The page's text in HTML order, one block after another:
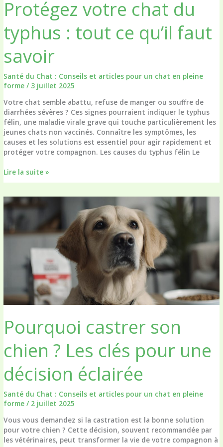
Protégez votre chat du
typhus : tout ce qu’il faut
savoir
Santé du Chat : Conseils et articles pour un chat en pleine
forme / 3 juillet 2025
Votre chat semble abattu, refuse de manger ou souffre de
diarrhées sévères ? Ces signes pourraient indiquer le typhus
félin, une maladie virale grave qui touche particulièrement les
jeunes chats non vaccinés. Connaître les symptômes, les
causes et les solutions est essentiel pour agir rapidement et
protéger votre compagnon. Les causes du typhus félin Le
Protégez
votre
du
typhus
tout
savoir
Lire la suite »
Pourquoi castrer son
chien ? Les clés pour une
décision éclairée
Santé du Chat : Conseils et articles pour un chat en pleine
forme / 2 juillet 2025
Vous vous demandez si la castration est la bonne solution
pour votre chien ? Cette décision, souvent recommandée par
les vétérinaires, peut transformer la vie de votre compagnon à